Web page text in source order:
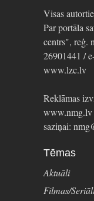
Visas
Par portāla
centrs", reģ.
26901441 /
www.lzc.lv
Reklāmas
www.nmg.lv
saziņai:
Tēmas
Aktuāli
Filmas/